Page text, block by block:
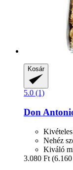
Kosár
5.0 (1)
Don
Nehéz
Kiváló
3.080 Ft